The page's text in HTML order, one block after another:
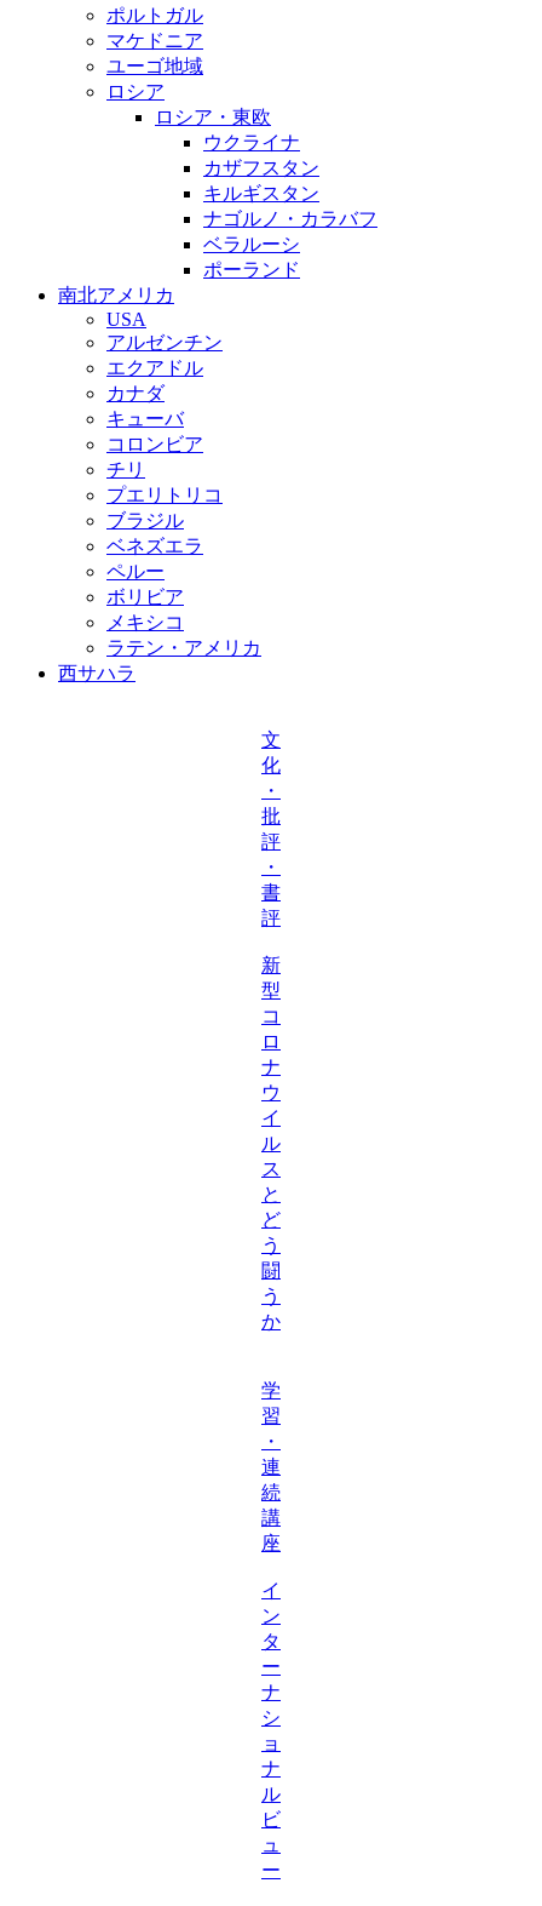
ポルトガル
マケドニア
ユーゴ地域
ロシア
ロシア・東欧
ウクライナ
カザフスタン
キルギスタン
ナゴルノ・カラバフ
ベラルーシ
ポーランド
南北アメリカ
USA
アルゼンチン
エクアドル
カナダ
キューバ
コロンビア
チリ
プエリトリコ
ブラジル
ベネズエラ
ペルー
ボリビア
メキシコ
ラテン・アメリカ
西サハラ
文
化
・
批
評
・
書
評
新
型
コ
ロ
ナ
ウ
イ
ル
ス
と
ど
う
闘
う
か
学
習
・
連
続
講
座
イ
ン
タ
ー
ナ
シ
ョ
ナ
ル
ビ
ュ
ー